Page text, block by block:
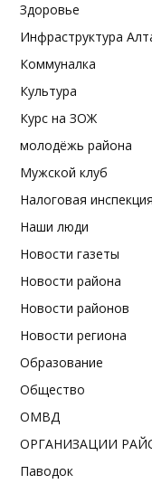
Здоровье
Инфраструктура
Коммуналка
Культура
Курс на ЗОЖ
молодёжь района
Мужской клуб
Налоговая инспекция
Наши люди
Новости газеты
Новости района
Новости районов
Новости региона
Образование
Общество
ОМВД
ОРГАНИЗАЦИИ
Паводок